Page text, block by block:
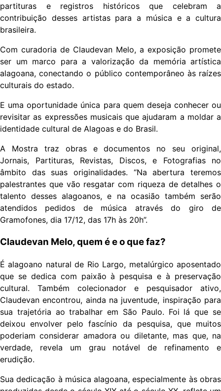
partituras e registros históricos que celebram a
contribuição desses artistas para a música e a cultura
brasileira.
Com curadoria de Claudevan Melo, a exposição promete
ser um marco para a valorização da memória artística
alagoana, conectando o público contemporâneo às raízes
culturais do estado.
E uma oportunidade única para quem deseja conhecer ou
revisitar as expressões musicais que ajudaram a moldar a
identidade cultural de Alagoas e do Brasil.
A Mostra traz obras e documentos no seu original,
Jornais, Partituras, Revistas, Discos, e Fotografias no
âmbito das suas originalidades. “Na abertura teremos
palestrantes que vão resgatar com riqueza de detalhes o
talento desses alagoanos, e na ocasião também serão
atendidos pedidos de música através do giro de
Gramofones, dia 17/12, das 17h às 20h”.
Claudevan Melo, quem é e o que faz?
É alagoano natural de Rio Largo, metalúrgico aposentado
que se dedica com paixão à pesquisa e à preservação
cultural. Também colecionador e pesquisador ativo,
Claudevan encontrou, ainda na juventude, inspiração para
sua trajetória ao trabalhar em São Paulo. Foi lá que se
deixou envolver pelo fascínio da pesquisa, que muitos
poderiam considerar amadora ou diletante, mas que, na
verdade, revela um grau notável de refinamento e
erudição.
Sua dedicação à música alagoana, especialmente às obras